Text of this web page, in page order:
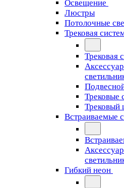
Освещение
Люстры
Потолочные
Трековая
Трековая
Трековые
Трековый
Встраиваемые
Гибкий неон